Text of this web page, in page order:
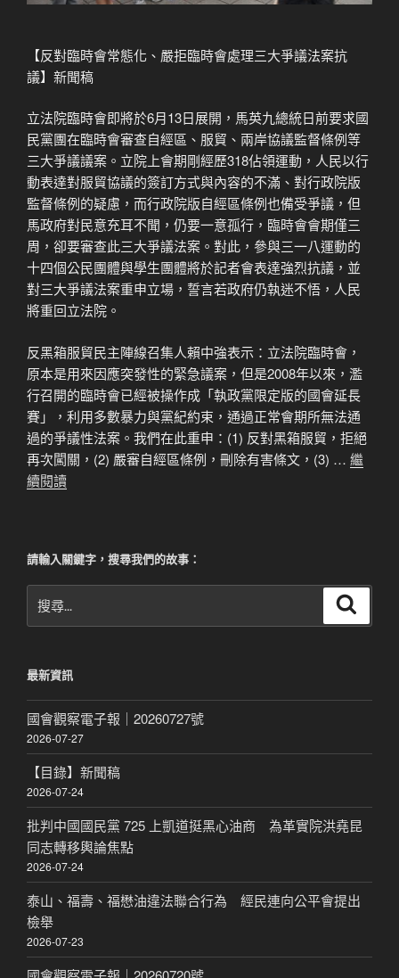
【反對臨時會常態化、嚴拒臨時會處理三大爭議法案抗
議】新聞稿
立法院臨時會即將於6月13日展開，馬英九總統日前要求國
民黨團在臨時會審查自經區、服貿、兩岸協議監督條例等
三大爭議議案。立院上會期剛經歷318佔領運動，人民以行
動表達對服貿協議的簽訂方式與內容的不滿、對行政院版
監督條例的疑慮，而行政院版自經區條例也備受爭議，但
馬政府對民意充耳不聞，仍要一意孤行，臨時會會期僅三
周，卻要審查此三大爭議法案。對此，參與三一八運動的
十四個公民團體與學生團體將於記者會表達強烈抗議，並
對三大爭議法案重申立場，誓言若政府仍執迷不悟，人民
將重回立法院。
反黑箱服貿民主陣線召集人賴中強表示：立法院臨時會，
原本是用來因應突發性的緊急議案，但是2008年以來，濫
行召開的臨時會已經被操作成「執政黨限定版的國會延長
賽」，利用多數暴力與黨紀約束，通過正常會期所無法通
過的爭議性法案。我們在此重申：(1) 反對黑箱服貿，拒絕
再次闖關，(2) 嚴審自經區條例，刪除有害條文，(3) … 繼
續閱讀
請輸入關鍵字，搜尋我們的故事：
尋
字:
最新資訊
國會觀察電子報｜20260727號
2026-07-27
【目錄】新聞稿
2026-07-24
批判中國國民黨 725 上凱道挺黑心油商 為革實院洪堯昆
同志轉移輿論焦點
2026-07-24
泰山、福壽、福懋油違法聯合行為 經民連向公平會提出
檢舉
2026-07-23